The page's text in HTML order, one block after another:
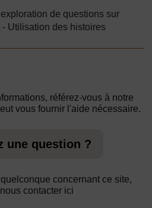
de questions sur
- Utilisation des histoires
référez-vous à notre
vous fournir l'aide nécessaire.
une question ?
concernant ce site,
contacter ici